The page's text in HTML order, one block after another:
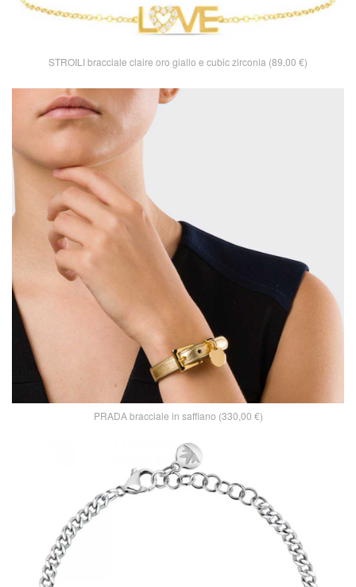
STROILI bracciale claire oro giallo e cubic zirconia (89,00 €)
PRADA bracciale in saffiano (330,00 €)